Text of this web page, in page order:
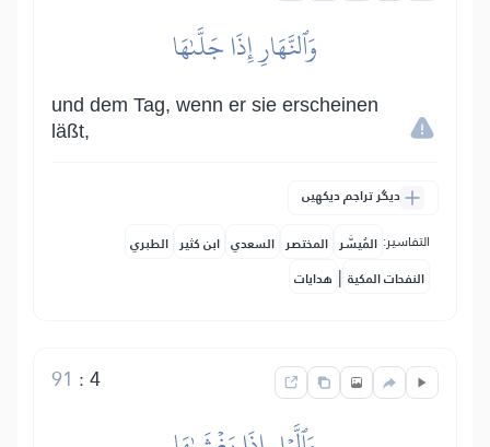
وَٱلنَّهَارِ إِذَا جَلَّىٰهَا
und dem Tag, wenn er sie erscheinen
läßt,
دیگر تراجم دیکھیں
التفاسير: المُيسَّر المختصر السعدي ابن كثير الطبري
النفحات المكية | هدايات
4
:
91